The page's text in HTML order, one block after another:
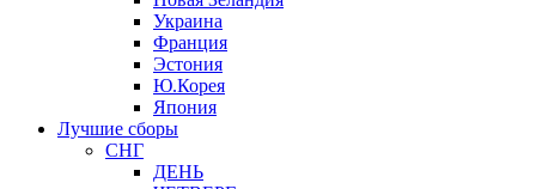
Украина
Франция
Эстония
Ю.Корея
Япония
Лучшие сборы
СНГ
ДЕНЬ